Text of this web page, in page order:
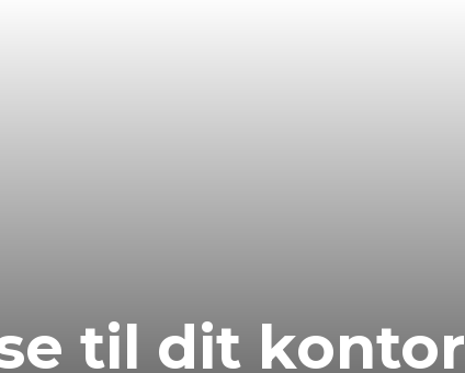
til dit kontor